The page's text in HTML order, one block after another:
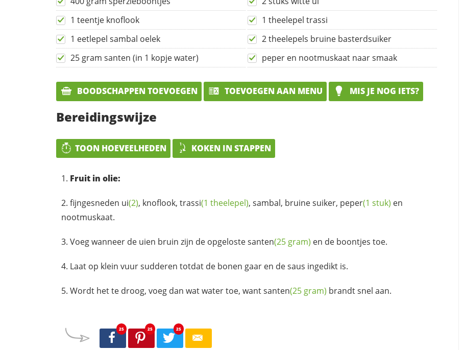
1 teentje knoflook
1 theelepel trassi
1 eetlepel sambal oelek
2 theelepels bruine basterdsuiker
25 gram santen (in 1 kopje water)
peper en nootmuskaat naar smaak
BOODSCHAPPEN TOEVOEGEN TOEVOEGEN AAN MENU MIS JE NOG IETS?
Bereidingswijze
TOON HOEVEELHEDEN KOKEN IN STAPPEN
Fruit in olie:
fijngesneden ui(2), knoflook, trassi(1 theelepel), sambal, bruine suiker, peper(1 stuk) en
nootmuskaat.
Voeg wanneer de uien bruin zijn de opgelostesanten(25 gram) en de boontjes toe.
Laat op klein vuur sudderen totdat de bonen gaar en de saus ingedikt is.
Wordt het te droog, voeg dan wat water toe, wantsanten(25 gram) brandt snel aan.
25 25 25